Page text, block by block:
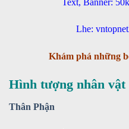
Lhe:
Khám phá những
Hình tượng nhân vật
Thân Phận